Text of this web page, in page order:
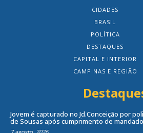
CIDADES
BRASIL
POLÍTICA
DESTAQUES
CAPITAL E INTERIOR
CAMPINAS E REGIÃO
Jovem é capturado no Jd.Conceição por
de Sousas após cumprimento de mandado